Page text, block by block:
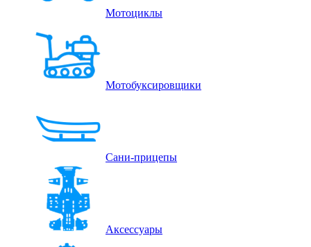
Мотоциклы
Мотобуксировщики
Сани-прицепы
Аксессуары